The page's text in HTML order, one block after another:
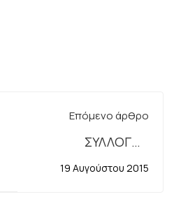
Επόμενο άρθρο
ΣΥΛΛΟΓΟΣ
ΕΡΓΑΖΟΜΕΝΩΝ
19 Αυγούστου 2015